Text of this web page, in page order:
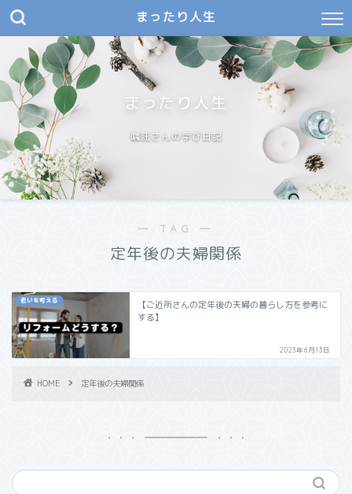
まったり人生
まったり人生
嘱託さんの学び日記
― TAG ―
定年後の夫婦関係
老いを考える
【ご近所さんの定年後の夫婦の暮らし方を参考に
する】
2023年6月13日
HOME 定年後の夫婦関係